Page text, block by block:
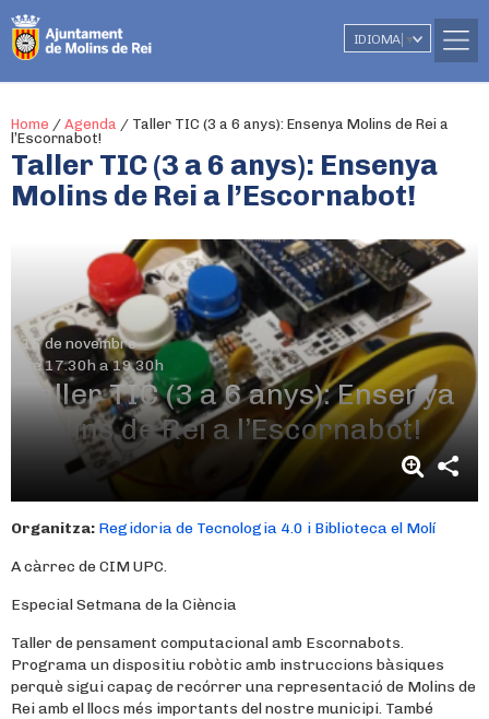
IDIOMA ▼
Home / Agenda / Taller TIC (3 a 6 anys): Ensenya Molins de Rei a
l’Escornabot!
Taller TIC (3 a 6 anys): Ensenya
Molins de Rei a l’Escornabot!
16 de novembre
De 17.30h a 19.30h
Taller TIC (3 a 6 anys): Ensenya
Molins de Rei a l’Escornabot!
Organitza: Regidoria de Tecnologia 4.0 i Biblioteca el Molí
A càrrec de CIM UPC.
Especial Setmana de la Ciència
Taller de pensament computacional amb Escornabots.
Programa un dispositiu robòtic amb instruccions bàsiques
perquè sigui capaç de recórrer una representació de Molins de
Rei amb el llocs més importants del nostre municipi. També